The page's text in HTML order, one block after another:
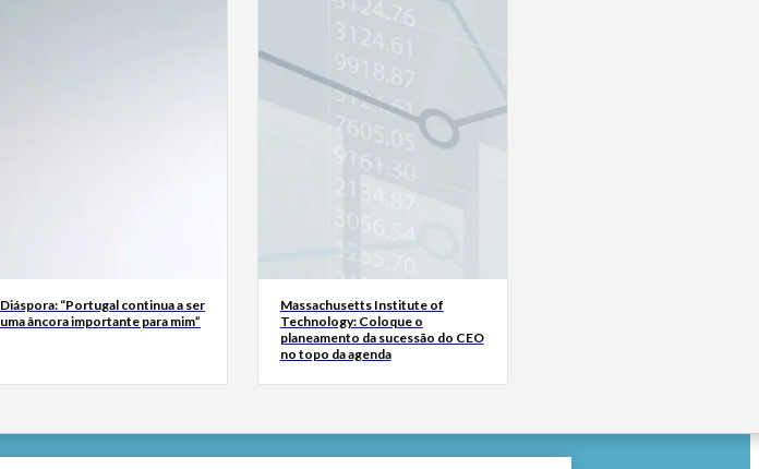
Diáspora: “Portugal continua a ser
uma âncora importante para mim”
Massachusetts Institute of
Technology: Coloque o
planeamento da sucessão do CEO
no topo da agenda